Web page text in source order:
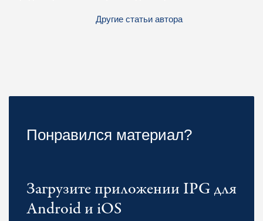
Другие статьи автора
Понравился материал?
Загрузите приложении IPG для
Android и iOS